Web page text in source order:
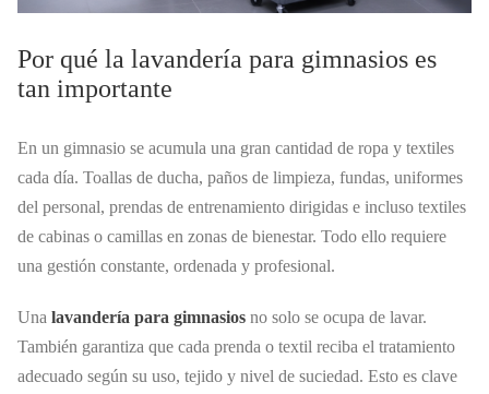
Por qué la lavandería para gimnasios es
tan importante
En un gimnasio se acumula una gran cantidad de ropa y textiles
cada día. Toallas de ducha, paños de limpieza, fundas, uniformes
del personal, prendas de entrenamiento dirigidas e incluso textiles
de cabinas o camillas en zonas de bienestar. Todo ello requiere
una gestión constante, ordenada y profesional.
Una lavandería para gimnasios no solo se ocupa de lavar.
También garantiza que cada prenda o textil reciba el tratamiento
adecuado según su uso, tejido y nivel de suciedad. Esto es clave